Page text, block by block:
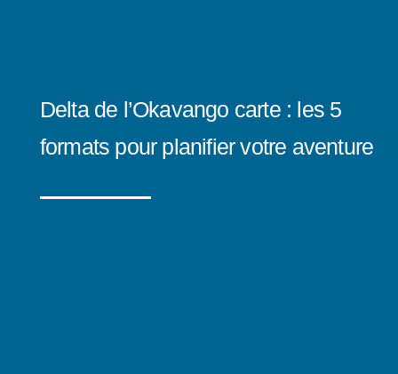
Delta de l’Okavango carte : les 5
formats pour planifier votre aventure